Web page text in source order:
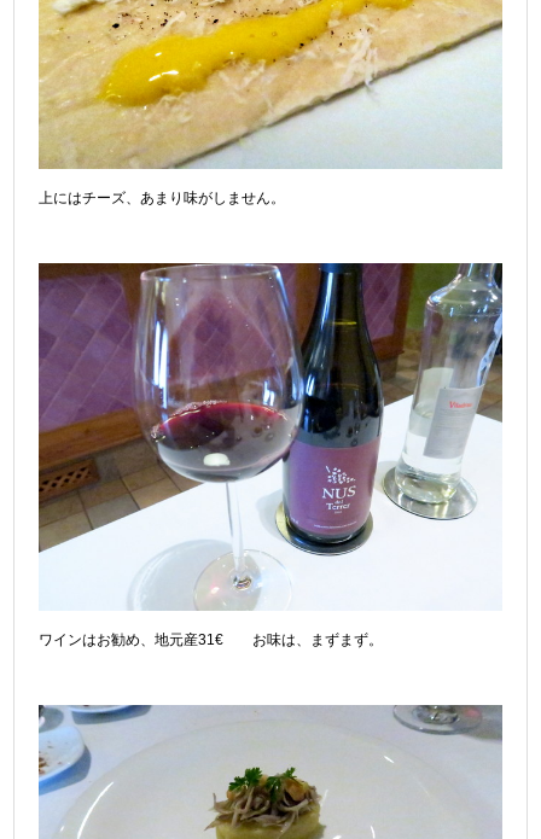
上にはチーズ、あまり味がしません。
ワインはお勧め、地元産31€ お味は、まずまず。